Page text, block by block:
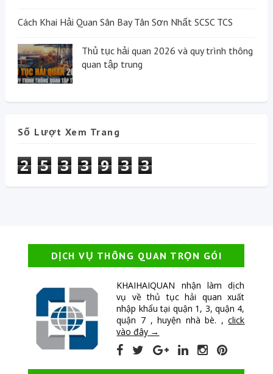
Cách Khai Hải Quan Sân Bay Tân Sơn Nhất SCSC TCS
Thủ tục hải quan 2026 và quy trình thông
quan tập trung
Số Lượt Xem Trang
2 5 3 3 9 3 3
DỊCH VỤ THÔNG QUAN TRỌN GÓI
KHAIHAIQUAN nhận làm dịch
vụ về thủ tục hải quan xuất
nhập khẩu tại quận 1, 3, quận 4,
quận 7 , huyện nhà bè. ,click
vào đây →